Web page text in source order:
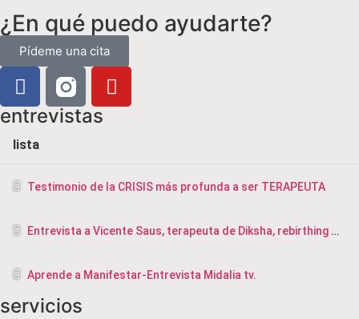
¿En qué puedo ayudarte?
Pídeme una cita
entrevistas
lista
Testimonio de la CRISIS más profunda a ser TERAPEUTA
Entrevista a Vicente Saus, terapeuta de Diksha, rebirthing y masajista en Valencia
Aprende a Manifestar-Entrevista Midalia tv.
servicios